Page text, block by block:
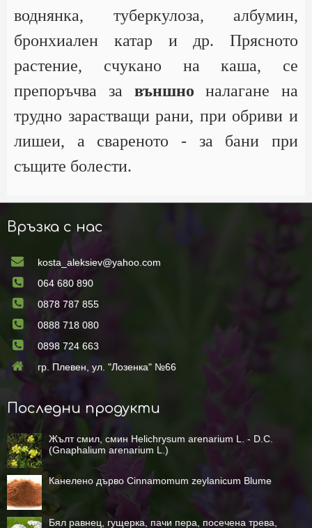
воднянка, туберкулоза, албумин,
бронхиален катар и др. Прясното
растение, счукано на каша, се
препоръчва за външно налагане на
трудно зарастващи рани, при обриви и
лишеи, а свареното - за бани при
същите болести.
Връзка с нас
kosta_aleksiev@yahoo.com
064 680 890
0878 787 855
0888 718 080
0898 724 663
гр. Плевен, ул. "Лозенка" №66
Последни продукти
Жълт смил, смин Helichrysum arenarium L. - D.C.
(Gnaphalium arenarium L.)
Канелено дърво Cinnamomum zeylanicum Blume
Бял равнец, гущерка, пачи пера, посечена трева,